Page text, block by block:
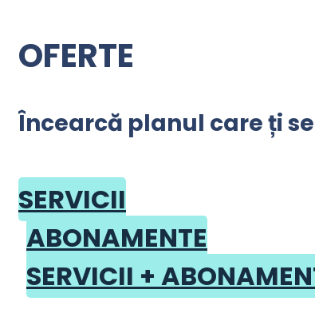
OFERTE
Încearcă planul care ți
SERVICII
ABONAMENTE
SERVICII +